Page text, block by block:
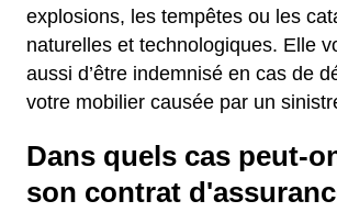
explosions, les tempêtes ou les
naturelles et technologiques. Elle
aussi d’être indemnisé en cas de
votre mobilier causée par un
Dans quels cas peut-
son contrat